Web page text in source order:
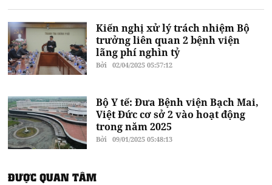
Kiến nghị xử lý trách nhiệm Bộ
trưởng liên quan 2 bệnh viện
lãng phí nghìn tỷ
Bởi 02/04/2025 05:57:12
Bộ Y tế: Đưa Bệnh viện Bạch Mai,
Việt Đức cơ sở 2 vào hoạt động
trong năm 2025
Bởi 09/01/2025 05:48:13
ĐƯỢC QUAN TÂM